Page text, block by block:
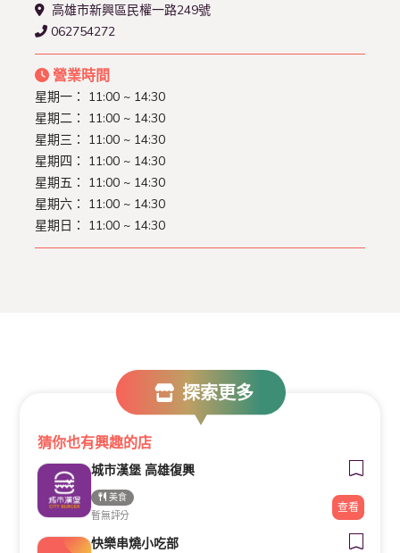
高雄市新興區民權一路249號
062754272
營業時間
星期一： 11:00 ~ 14:30
星期二： 11:00 ~ 14:30
星期三： 11:00 ~ 14:30
星期四： 11:00 ~ 14:30
星期五： 11:00 ~ 14:30
星期六： 11:00 ~ 14:30
星期日： 11:00 ~ 14:30
探索更多
猜你也有興趣的店
城市漢堡 高雄復興
美食
暫無評分
查看
快樂串燒小吃部